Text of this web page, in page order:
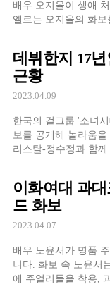
배우 오지율이 생애
엘르는 오지율의 화
무래도 ‘더 글로리’
지 못한 오지율, 대본
데뷔한지 17
근황
2023.04.09
한국의 걸그룹 '소녀
보를 공개해 놀라움
리스탈-정수정과 함
이화여대 과
드 화보
2023.04.07
배우 노윤서가 명품
니다. 화보 속 노윤서
에 주얼리들을 착용,